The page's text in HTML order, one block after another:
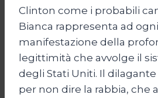
Clinton come i probabili
Bianca rappresenta ad
manifestazione della
legittimità che avvolge il
degli Stati Uniti. Il
per non dire la rabbia, che